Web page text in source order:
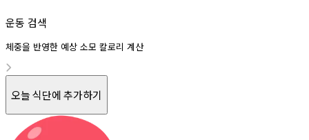
운동 검색
체중을 반영한 예상 소모 칼로리 계산
오늘 식단에 추가하기